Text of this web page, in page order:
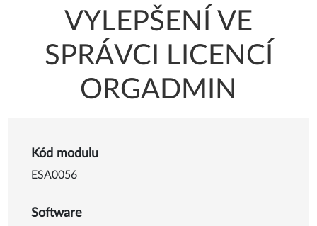
VYLEPŠENÍ VE
SPRÁVCI LICENCÍ
ORGADMIN
Detail o Vylepšení ve
Kód modulu
ESA0056
Software